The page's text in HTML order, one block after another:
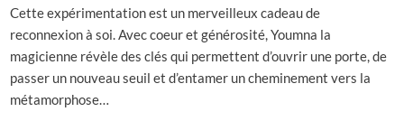
Cette expérimentation est un merveilleux cadeau de
reconnexion à soi. Avec coeur et générosité, Youmna la
magicienne révèle des clés qui permettent d’ouvrir une porte, de
passer un nouveau seuil et d’entamer un cheminement vers la
métamorphose…